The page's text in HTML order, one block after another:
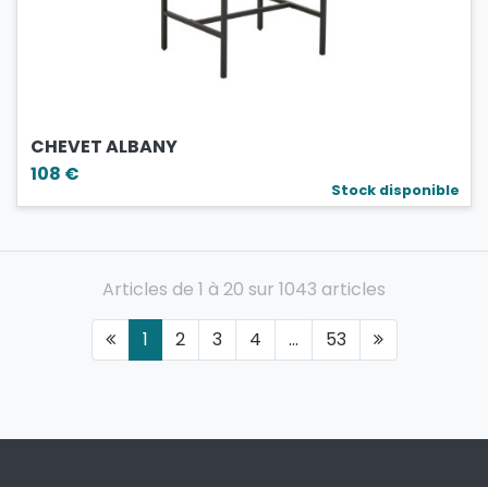
CHEVET ALBANY
108 €
Stock disponible
Articles de 1 à 20 sur 1043 articles
1
2 3 4 ... 53